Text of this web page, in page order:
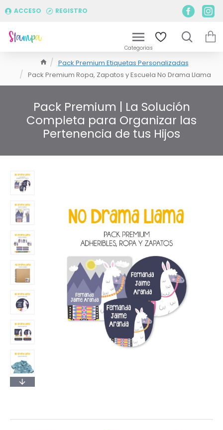
ACCESO REGISTRO
Pack Premium Etiquetas Personalizadas
Pack Premium Ropa, Zapatos y Escuela No Drama Llama
Pack Premium | La Solución
Completa para Organizar las
Pertenencia de tus Hijos